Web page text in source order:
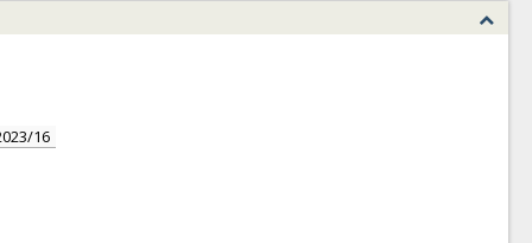
16